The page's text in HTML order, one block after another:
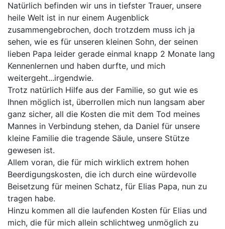
Natürlich befinden wir uns in tiefster Trauer, unsere
heile Welt ist in nur einem Augenblick
zusammengebrochen, doch trotzdem muss ich ja
sehen, wie es für unseren kleinen Sohn, der seinen
lieben Papa leider gerade einmal knapp 2 Monate lang
Kennenlernen und haben durfte, und mich
weitergeht...irgendwie.
Trotz natürlich Hilfe aus der Familie, so gut wie es
Ihnen möglich ist, überrollen mich nun langsam aber
ganz sicher, all die Kosten die mit dem Tod meines
Mannes in Verbindung stehen, da Daniel für unsere
kleine Familie die tragende Säule, unsere Stütze
gewesen ist.
Allem voran, die für mich wirklich extrem hohen
Beerdigungskosten, die ich durch eine würdevolle
Beisetzung für meinen Schatz, für Elias Papa, nun zu
tragen habe.
Hinzu kommen all die laufenden Kosten für Elias und
mich, die für mich allein schlichtweg unmöglich zu